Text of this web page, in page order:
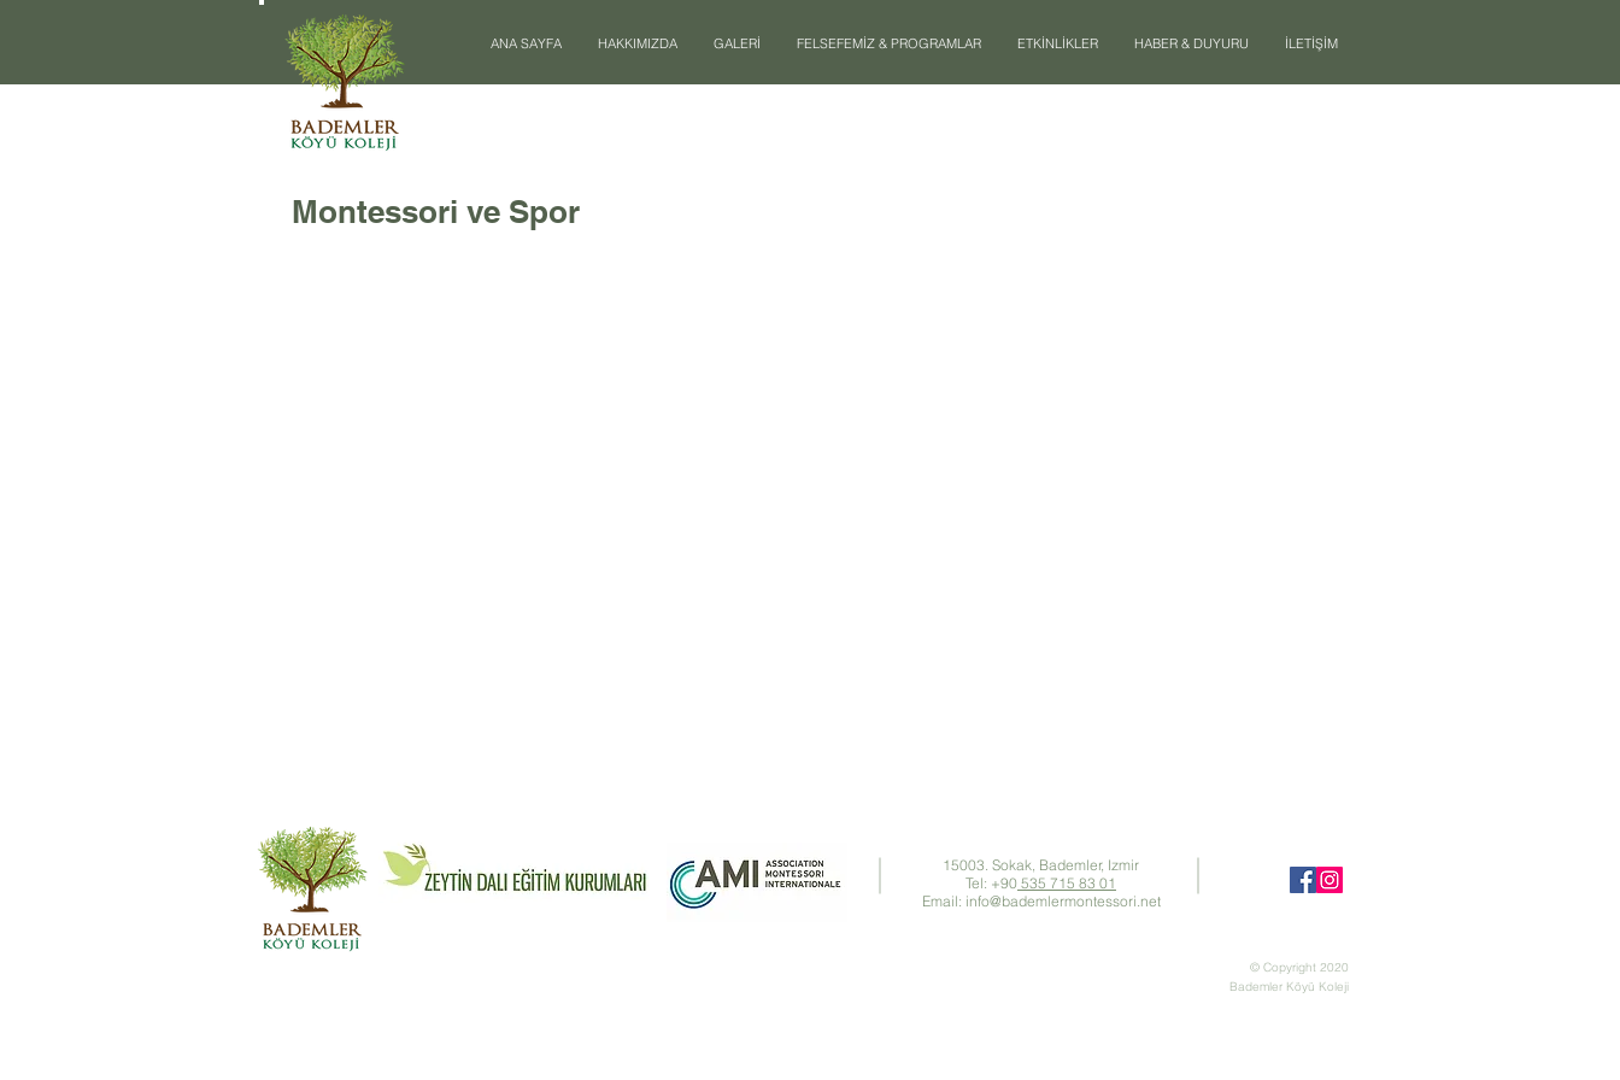
ANA SAYFA HAKKIMIZDA GALERİ FELSEFEMİZ & PROGRAMLAR ETKİNLİKLER HABER & DUYURU İLETİŞİM
Montessori ve Spor
15003. Sokak, Bademler, Izmir
Tel: +90 535 715 83 01
Email: info@bademlermontessori.net
© Copyright 2020
Bademler Köyü Koleji